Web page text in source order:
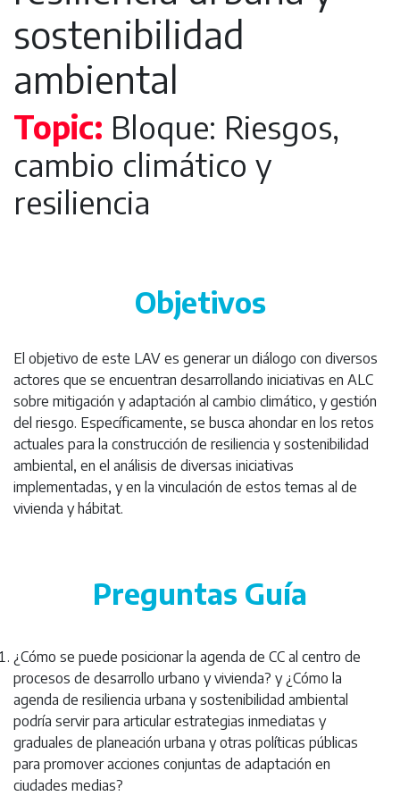
sostenibilidad
ambiental
Topic: Bloque: Riesgos,
cambio climático y
resiliencia
Objetivos
El objetivo de este LAV es generar un diálogo con diversos
actores que se encuentran desarrollando iniciativas en ALC
sobre mitigación y adaptación al cambio climático, y gestión
del riesgo. Específicamente, se busca ahondar en los retos
actuales para la construcción de resiliencia y sostenibilidad
ambiental, en el análisis de diversas iniciativas
implementadas, y en la vinculación de estos temas al de
vivienda y hábitat.
Preguntas Guía
¿Cómo se puede posicionar la agenda de CC al centro de
procesos de desarrollo urbano y vivienda? y ¿Cómo la
agenda de resiliencia urbana y sostenibilidad ambiental
podría servir para articular estrategias inmediatas y
graduales de planeación urbana y otras políticas públicas
para promover acciones conjuntas de adaptación en
ciudades medias?